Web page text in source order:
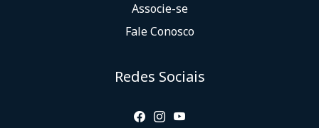
Associe-se
Fale Conosco
Redes Sociais